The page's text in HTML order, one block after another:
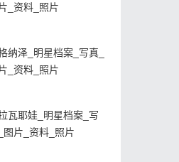
_资料_照片
纳泽_明星档案_写真_
_资料_照片
瓦耶娃_明星档案_写
图片_资料_照片